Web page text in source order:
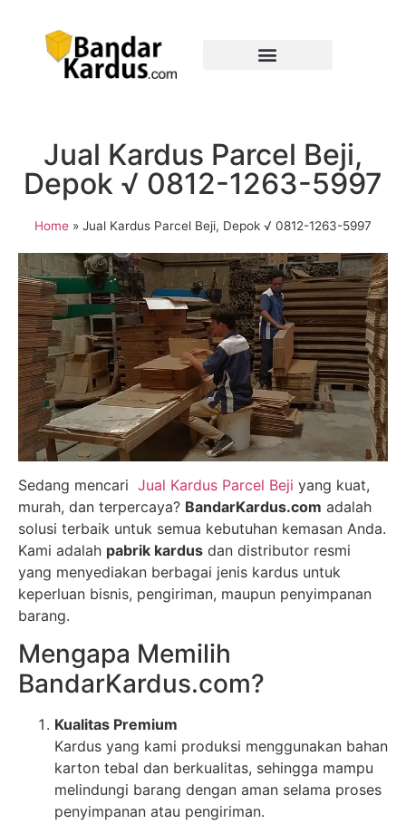
Jual Kardus Parcel Beji,
Depok √ 0812-1263-5997
Home » Jual Kardus Parcel Beji, Depok √ 0812-1263-5997
Sedang mencari Jual Kardus Parcel Beji yang kuat,
murah, dan terpercaya? BandarKardus.com adalah
solusi terbaik untuk semua kebutuhan kemasan Anda.
Kami adalah pabrik kardus dan distributor resmi
yang menyediakan berbagai jenis kardus untuk
keperluan bisnis, pengiriman, maupun penyimpanan
barang.
Mengapa Memilih
BandarKardus.com?
Kualitas Premium
Kardus yang kami produksi menggunakan bahan
karton tebal dan berkualitas, sehingga mampu
melindungi barang dengan aman selama proses
penyimpanan atau pengiriman.